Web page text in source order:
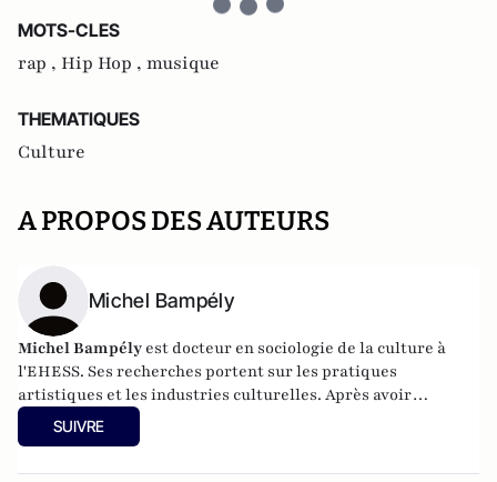
MOTS-CLES
rap , Hip Hop , musique
THEMATIQUES
Culture
A PROPOS DES AUTEURS
Michel Bampély
Michel Bampély est docteur en sociologie de la culture à
l'EHESS. Ses recherches portent sur les pratiques
artistiques et les industries culturelles. Après avoir
collaboré avec des maisons de disques comme Universal,
Sony ou EMI, il dirige actuellement le label Urban Music
SUIVRE